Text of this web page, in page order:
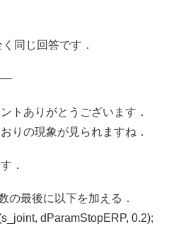
同じ回答です．
トありがとうございます．
りの現象が見られますね．
．
の最後に以下を加える．
dParamStopERP, 0.2);